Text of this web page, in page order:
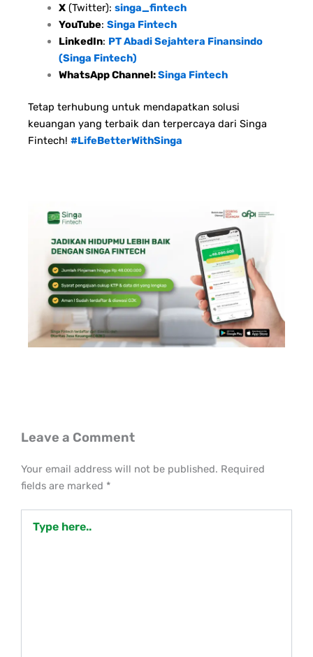
X(Twitter): singa_fintech
YouTube: Singa Fintech
LinkedIn: PT Abadi Sejahtera Finansindo
(Singa Fintech)
WhatsApp Channel:Singa Fintech
Tetap terhubung untuk mendapatkan solusi
keuangan yang terbaik dan terpercaya dari Singa
Fintech! #LifeBetterWithSinga
Leave a Comment
Your email address will not be published. Required
fields are marked *
here..